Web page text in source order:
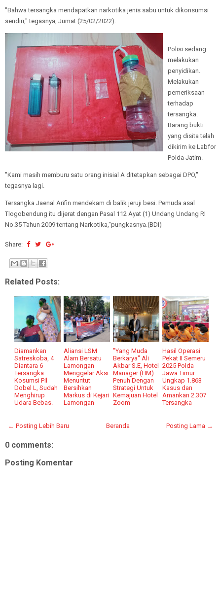
"Bahwa tersangka mendapatkan narkotika jenis sabu untuk dikonsumsi
sendiri," tegasnya, Jumat (25/02/2022).
Polisi sedang
melakukan
penyidikan.
Melakukan
pemeriksaan
terhadap
tersangka.
Barang bukti
yang disita telah
dikirim ke Labfor
Polda Jatim.
"Kami masih memburu satu orang inisial A ditetapkan sebagai DPO,"
tegasnya lagi.
Tersangka Jaenal Arifin mendekam di balik jeruji besi. Pemuda asal
Tlogobendung itu dijerat dengan Pasal 112 Ayat (1) Undang Undang RI
No.35 Tahun 2009 tentang Narkotika,"pungkasnya.(BDI)
Share:
Related Posts:
Diamankan
Satreskoba, 4
Diantara 6
Tersangka
Kosumsi Pil
Dobel L, Sudah
Menghirup
Udara Bebas.
Aliansi LSM
Alam Bersatu
Lamongan
Menggelar Aksi
Menuntut
Bersihkan
Markus di Kejari
Lamongan
"Yang Muda
Berkarya" Ali
Akbar S.E, Hotel
Manager (HM)
Penuh Dengan
Strategi Untuk
Kemajuan Hotel
Zoom
Hasil Operasi
Pekat II Semeru
2025 Polda
Jawa Timur
Ungkap 1.863
Kasus dan
Amankan 2.307
Tersangka
← Posting Lebih Baru Posting Lama →
Beranda
0 comments:
Posting Komentar